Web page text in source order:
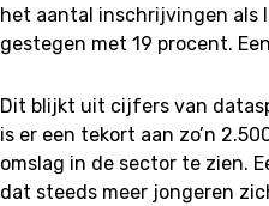
het aantal inschrijvingen als
gestegen met 19 procent.
Dit blijkt uit cijfers van
is er een tekort aan zo’n
omslag in de sector te zien.
dat steeds meer jongeren